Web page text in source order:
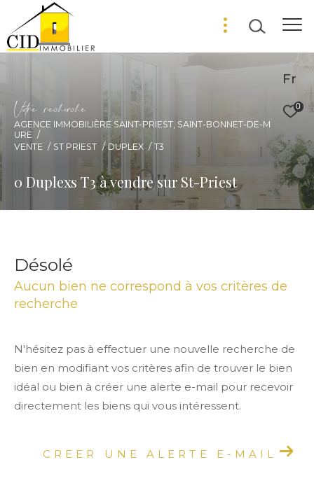
Fr
0
Vore recece
AGENCE IMMOBILIÈRE SAINT-PRIEST, SAINT-BONNET-DE-M
URE
VENTE
ST PRIEST DUPLEX T3
0 Duplexs T3 à vendre sur St-Priest
Désolé
Aucun bien ne correspond à vos critères de
recherche
N'hésitez pas à effectuer une nouvelle recherche de
bien en modifiant vos critères afin de trouver le bien
idéal ou bien à créer une alerte e-mail pour recevoir
directement les biens qui vous intéressent.
CREER UNE ALERTE E-MAIL